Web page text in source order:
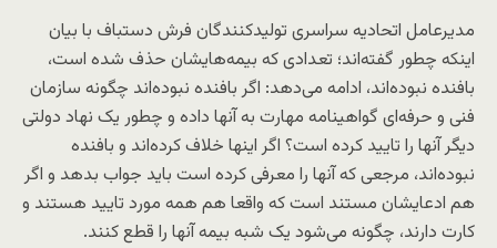
مدیرعامل اتحادیه سراسری تولیدکنندگان فرش دستباف با بیان
اینکه چطور گفته‌اند؛ تعدادی که بیمه‌هایشان حذف شده است،‌
بافنده نبوده‌اند،‌ ادامه می‌دهد: اگر بافنده نبوده‌اند چگونه سازمان
فنی و حرفه‌ای گواهینامه مهارت به آنها داده و چطور یک نهاد دولتی
دیگر آنها را تایید کرده است؟ اگر اینها خلاف کرده‌اند و بافنده
نبوده‌اند، مرجعی که آنها را معرفی کرده است باید جواب بدهد و اگر
هم ادعایشان مستند است که واقعا هم همه مورد تایید هستند و
کارت دارند، چگونه می‌شود یک شبه بیمه آنها را قطع کنند.